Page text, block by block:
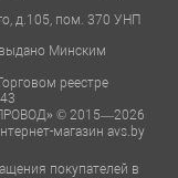
д.105, пом. 370 УНП
Минским
реестре
© 2015—2026
магазин avs.by
покупателей в